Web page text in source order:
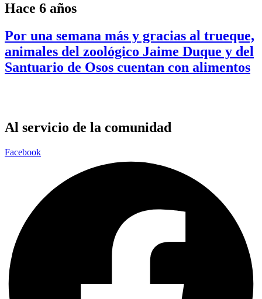
Hace 6 años
Por una semana más y gracias al trueque,
animales del zoológico Jaime Duque y del
Santuario de Osos cuentan con alimentos
Al servicio de la comunidad
Facebook